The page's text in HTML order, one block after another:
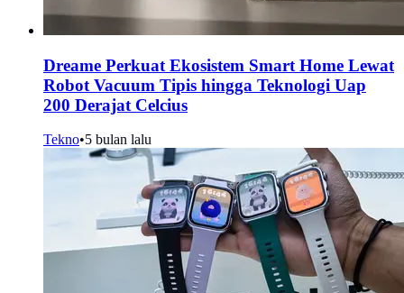
Dreame Perkuat Ekosistem Smart Home Lewat
Robot Vacuum Tipis hingga Teknologi Uap
200 Derajat Celcius
Tekno•5 bulan lalu